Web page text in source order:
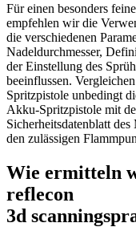
Für einen besonders
empfehlen wir die
die verschiedenen
Nadeldurchmesser,
der Einstellung des
beeinflussen.
Spritzpistole unbedingt
Akku-Spritzpistole mit
Sicherheitsdatenblatt
den zulässigen
Wie ermitteln
reflecon
3d